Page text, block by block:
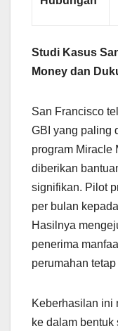
Studi Kasus
Money dan
San Francisco
GBI yang paling
program Miracle
diberikan
signifikan. Pilot
per bulan
Hasilnya
penerima
perumahan
Keberhasilan ini
ke dalam bentuk